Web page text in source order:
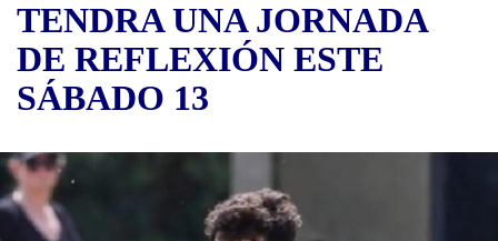
TENDRA UNA JORNADA
DE REFLEXIÓN ESTE
SÁBADO 13